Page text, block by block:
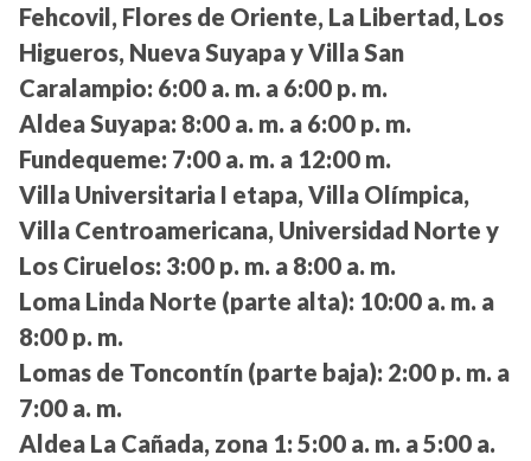
Fehcovil, Flores de Oriente, La Libertad, Los
Higueros, Nueva Suyapa y Villa San
Caralampio: 6:00 a. m. a 6:00 p. m.
Aldea Suyapa: 8:00 a. m. a 6:00 p. m.
Fundequeme: 7:00 a. m. a 12:00 m.
Villa Universitaria I etapa, Villa Olímpica,
Villa Centroamericana, Universidad Norte y
Los Ciruelos: 3:00 p. m. a 8:00 a. m.
Loma Linda Norte (parte alta): 10:00 a. m. a
8:00 p. m.
Lomas de Toncontín (parte baja): 2:00 p. m. a
7:00 a. m.
Aldea La Cañada, zona 1: 5:00 a. m. a 5:00 a.